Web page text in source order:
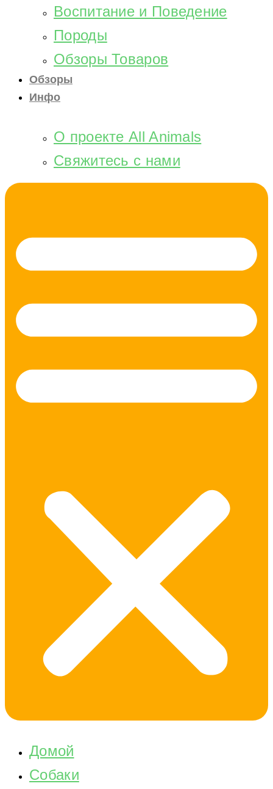
Воспитание и Поведение
Породы
Обзоры Товаров
Обзоры
Инфо
О проекте All Animals
Свяжитесь с нами
Домой
Собаки